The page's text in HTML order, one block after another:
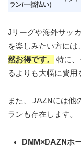
ラン/一括払い）
Jリーグや海外サッ
を楽しみたい方には、
然お得です。
特に
るよりも大幅に費用
また、DAZNには他
ランも存在します。
DMM×DAZNホ